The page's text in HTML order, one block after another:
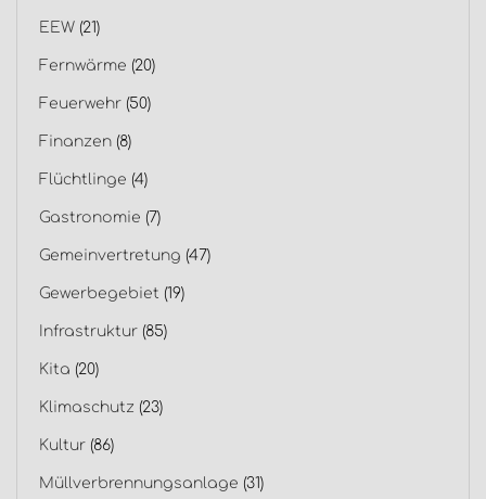
EEW (21)
Fernwärme (20)
Feuerwehr (50)
Finanzen (8)
Flüchtlinge (4)
Gastronomie (7)
Gemeinvertretung (47)
Gewerbegebiet (19)
Infrastruktur (85)
Kita (20)
Klimaschutz (23)
Kultur (86)
Müllverbrennungsanlage (31)